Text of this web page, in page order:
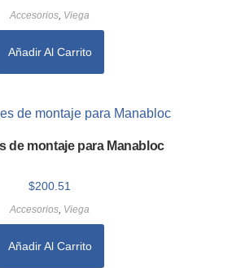
Accesorios, Viega
Añadir Al Carrito
de montaje para Manabloc
$200.51
Accesorios, Viega
Añadir Al Carrito